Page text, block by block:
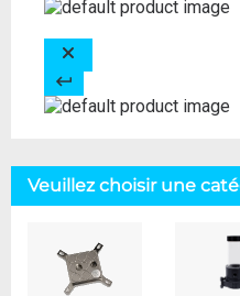
Veuillez choisir une